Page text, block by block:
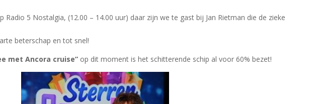
Radio 5 Nostalgia, (12.00 – 14.00 uur) daar zijn we te gast bij Jan Rietman die de zieke
beterschap en tot snel!
met Ancora cruise” op dit moment is het schitterende schip al voor 60% bezet!